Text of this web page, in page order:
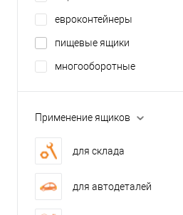
евроконтейнеры
пищевые ящики
многооборотные
Применение ящиков
для склада
для автодеталей